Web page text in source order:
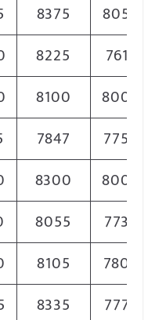
8375
8050
8225
7612
8100
8000
7847
7750
8300
8000
8055
7730
8105
7800
8335
7770